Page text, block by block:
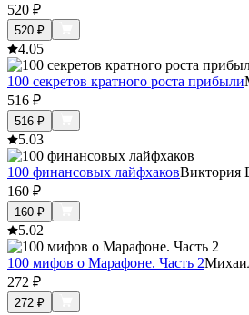
520 ₽
520 ₽
4.05
100 секретов кратного роста прибыли
516 ₽
516 ₽
5.03
100 финансовых лайфхаковВиктория
160 ₽
160 ₽
5.02
100 мифов о Марафоне. Часть 2
272 ₽
272 ₽